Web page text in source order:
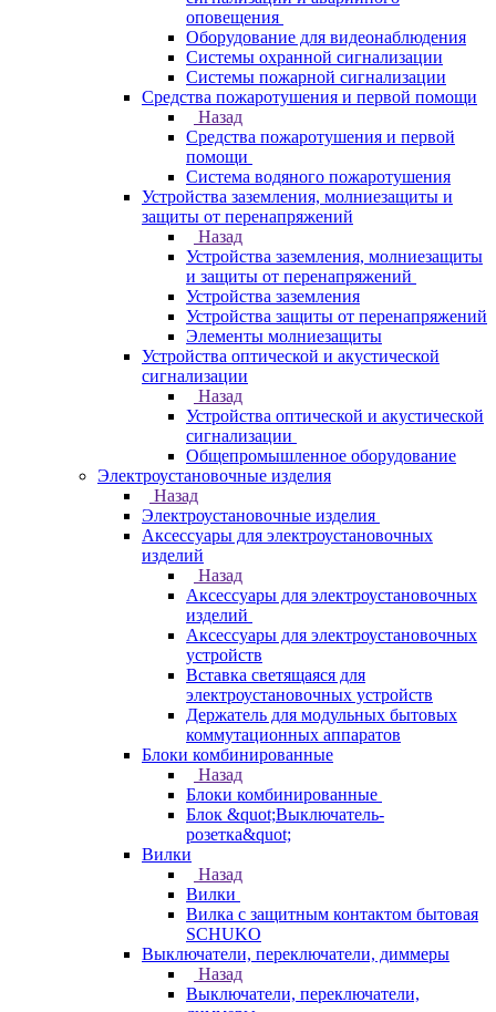
оповещения
Оборудование для видеонаблюдения
Системы охранной сигнализации
Системы пожарной сигнализации
Средства пожаротушения и первой помощи
Назад
Средства пожаротушения и первой
помощи
Система водяного пожаротушения
Устройства заземления, молниезащиты и
защиты от перенапряжений
Назад
Устройства заземления, молниезащиты
и защиты от перенапряжений
Устройства заземления
Устройства защиты от перенапряжений
Элементы молниезащиты
Устройства оптической и акустической
сигнализации
Назад
Устройства оптической и акустической
сигнализации
Общепромышленное оборудование
Электроустановочные изделия
Назад
Электроустановочные изделия
Аксессуары для электроустановочных
изделий
Назад
Аксессуары для электроустановочных
изделий
Аксессуары для электроустановочных
устройств
Вставка светящаяся для
электроустановочных устройств
Держатель для модульных бытовых
коммутационных аппаратов
Блоки комбинированные
Назад
Блоки комбинированные
Блок &quot;Выключатель-
розетка&quot;
Вилки
Назад
Вилки
Вилка с защитным контактом бытовая
SCHUKO
Выключатели, переключатели, диммеры
Назад
Выключатели, переключатели,